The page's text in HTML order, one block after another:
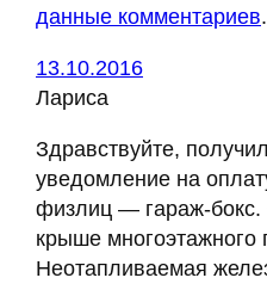
данные комментариев.
13.10.2016
Лариса
Здравствуйте,
уведомление на
физлиц — гараж-бокс.
крыше многоэтажного
Неотапливаемая